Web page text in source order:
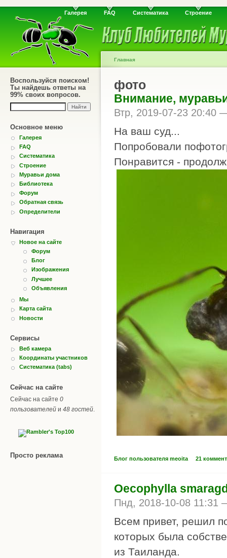
Галерея FAQ Систематика Строение
Воспользуйся поиском!
Ты найдешь ответы на
99% своих вопросов.
Основное меню
Галерея
FAQ
Систематика
Строение
Муравьи дома
Библиотека
Форум
Обратная связь
Определители
Навигация
Новое на сайте
Форум
Блог
Изображения
Лучшее
Объявления
Мы
Карта сайта
Новости
Сервисы
Веб камера
Координаты участников
Систематика (tabs)
Сейчас на сайте
Сейчас на сайте 0
пользователей и 48 гостей
Просто реклама
Главная
фото
Внимание,
Втр, 2019-07-23 20:40
На ваш суд...
Попробовали
Понравится -
Блог пользователя meoita 21
Oecophylla
Пнд, 2018-10-08
Всем привет, решил
которых была
из Таиланда.